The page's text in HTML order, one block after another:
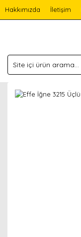
Hakkımızda İletişim